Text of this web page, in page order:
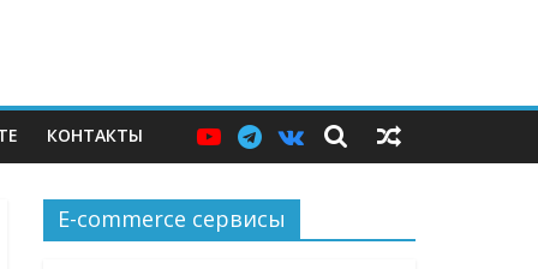
КОНТАКТЫ
E-commerce сервисы